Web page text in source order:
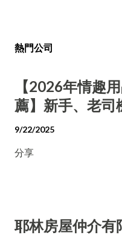
熱門公司
【2026年情趣
薦】新手、老司
9/22/2025
分享
耶林房屋仲介有